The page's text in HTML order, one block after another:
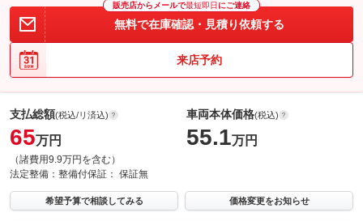
販売店からメールで最短即日 にご連絡
無料で在庫確認・見積り依頼する
来店予約
支払総額(税込/リ済込)
65万円
（諸費用9.9万円を含む）
車両本体価格(税込)
55.1万円
法定整備： 整備付保証： 保証無
希望予算で相談してみる 価格変更をお知らせ